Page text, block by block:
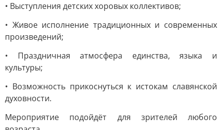
• Выступления детских хоровых коллективов;
• Живое исполнение традиционных и современных
произведений;
• Праздничная атмосфера единства, языка и
культуры;
• Возможность прикоснуться к истокам славянской
духовности.
Мероприятие подойдёт для зрителей любого